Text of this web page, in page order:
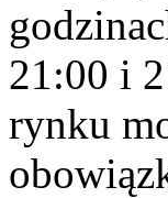
21:00 i
rynku